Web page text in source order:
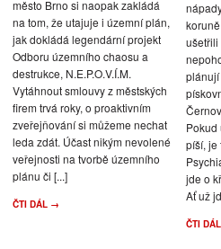
město Brno si naopak zakládá
na tom, že utajuje i územní plán,
jak dokládá legendární projekt
Odboru územního chaosu a
destrukce, N.E.P.O.V.Í.M.
Vytáhnout smlouvy z městských
firem trvá roky, o proaktivním
zveřejňování si můžeme nechat
leda zdát. Účast nikým nevolené
veřejnosti na tvorbě územního
plánu či [...]
ČTI DÁL →
ušetřili
Pokud
píší, je
jde o
Ať už
ČTI